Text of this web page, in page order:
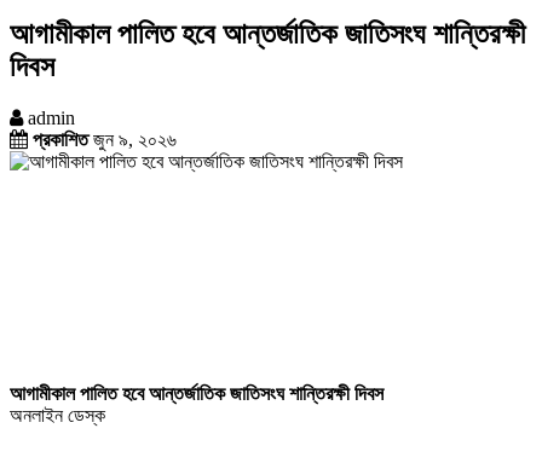
আগামীকাল পালিত হবে আন্তর্জাতিক জাতিসংঘ শান্তিরক্ষী
দিবস
admin
প্রকাশিতজুন ৯, ২০২৬
আগামীকাল পালিত হবে আন্তর্জাতিক জাতিসংঘ শান্তিরক্ষী দিবস
অনলাইন ডেস্ক